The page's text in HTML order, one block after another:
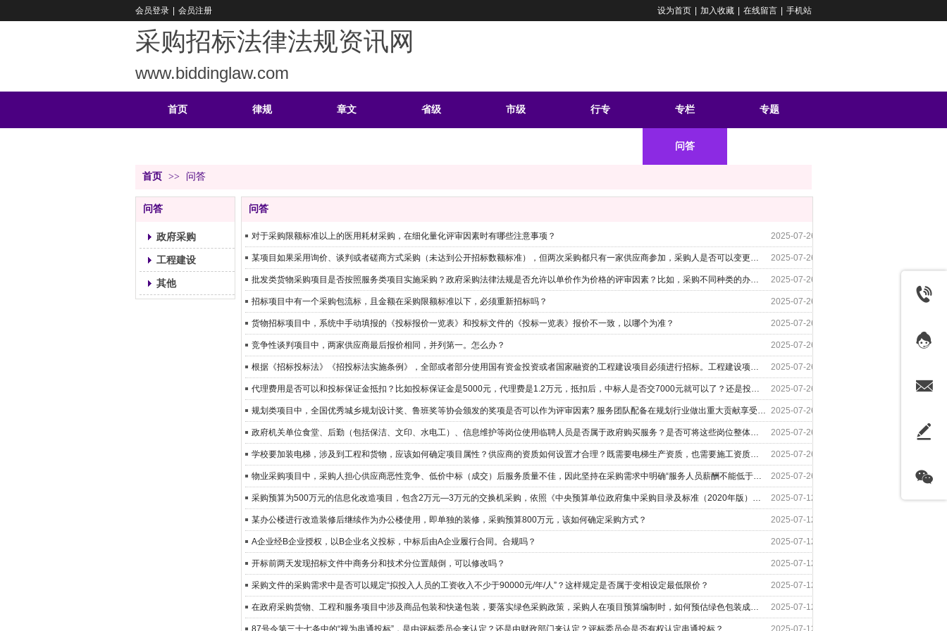
采购招标法律法规资讯网
www.biddinglaw.com
会员登录 会员注册 设为首页 加入收藏 在线留言 手机站
首页 律规 章文 省级 市级 行专 专栏 专题
问答
首页 >> 问答
问答
政府采购
工程建设
其他
问答
对于采购限额标准以上的医用耗材采购，在细化量化评审因素时有哪些注意事项？ 2025-07-26
某项目如果采用询价、谈判或者磋商方式采购（未达到公开招标数额标准），但两次采购都只有一家供应商参加，采购人是否可以变更为单一来源方式采购？如果几次采购都只有两家供应商参加，该如何处理？ 2025-07-26
批发类货物采购项目是否按照服务类项目实施采购？政府采购法律法规是否允许以单价作为价格的评审因素？比如，采购不同种类的办公用品，前期无法确定用量，以单价的合计作为价格评审因素，但文件中明确最终采购量不超过预算即可，是否合规？ 2025-07-26
招标项目中有一个采购包流标，且金额在采购限额标准以下，必须重新招标吗？ 2025-07-26
货物招标项目中，系统中手动填报的《投标报价一览表》和投标文件的《投标一览表》报价不一致，以哪个为准？ 2025-07-26
竞争性谈判项目中，两家供应商最后报价相同，并列第一。怎么办？ 2025-07-26
根据《招标投标法》《招投标法实施条例》，全部或者部分使用国有资金投资或者国家融资的工程建设项目必须进行招标。工程建设项目是指工程以及与工程建设有关的货物、服务。与工程建设有关的货物，是指构成工程不可分割的组成部分，且为实现工程基本功能所必需的设备、材料等。 请问： （1）为了实现智能家居而采购电器产品（例如：空调、厨电、照明、门锁、家具等），是否落入上述强制招标的范围？（这些产品是否与工程建设不可 2025-07-26
代理费用是否可以和投标保证金抵扣？比如投标保证金是5000元，代理费是1.2万元，抵扣后，中标人是否交7000元就可以了？还是投标保证金要单独退还、代理费也要单独缴纳？ 2025-07-26
规划类项目中，全国优秀城乡规划设计奖、鲁班奖等协会颁发的奖项是否可以作为评审因素? 服务团队配备在规划行业做出重大贡献享受院士津贴或国务院政府特殊津贴的人员是否可以作为评审因素? 2025-07-26
政府机关单位食堂、后勤（包括保洁、文印、水电工）、信息维护等岗位使用临聘人员是否属于政府购买服务？是否可将这些岗位整体打包作为一个项目，以劳务外包的方式让人力资源公司提供服务？ 2025-07-26
学校要加装电梯，涉及到工程和货物，应该如何确定项目属性？供应商的资质如何设置才合理？既需要电梯生产资质，也需要施工资质吗？ 2025-07-26
物业采购项目中，采购人担心供应商恶性竞争、低价中标（成交）后服务质量不佳，因此坚持在采购需求中明确“服务人员薪酬不能低于当地最低工资标准”。这是否属于变相设置最低限价？集采机构应该怎么做？ 2025-07-26
采购预算为500万元的信息化改造项目，包含2万元—3万元的交换机采购，依照《中央预算单位政府集中采购目录及标准（2020年版）》，“计算机网络设备”指单项或批量金额在1万元以上的网络交换机、网络路由器、网络存储设备、网络安全产品，10万元以下的系统集成项目除外，网络交换机为纳入集采目录的产品，该项目如何组织实施采购？ 2025-07-12
某办公楼进行改造装修后继续作为办公楼使用，即单独的装修，采购预算800万元，该如何确定采购方式？ 2025-07-12
A企业经B企业授权，以B企业名义投标，中标后由A企业履行合同。合规吗？ 2025-07-12
开标前两天发现招标文件中商务分和技术分位置颠倒，可以修改吗？ 2025-07-12
采购文件的采购需求中是否可以规定“拟投入人员的工资收入不少于90000元/年/人”？这样规定是否属于变相设定最低限价？ 2025-07-12
在政府采购货物、工程和服务项目中涉及商品包装和快递包装，要落实绿色采购政策，采购人在项目预算编制时，如何预估绿色包装成本并设定合理的预算比例？ 2025-07-12
87号令第三十七条中的“视为串通投标”，是由评标委员会来认定？还是由财政部门来认定？评标委员会是否有权认定串通投标？ 2025-07-12